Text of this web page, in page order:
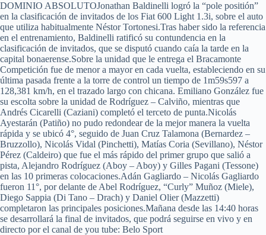
DOMINIO ABSOLUTOJonathan Baldinelli logró la “pole positión”
en la clasificación de invitados de los Fiat 600 Light 1.3i, sobre el auto
que utiliza habitualmente Néstor Tortonesi.Tras haber sido la referencia
en el entrenamiento, Baldinelli ratificó su contundencia en la
clasificación de invitados, que se disputó cuando caía la tarde en la
capital bonaerense.Sobre la unidad que le entrega el Bracamonte
Competición fue de menor a mayor en cada vuelta, estableciendo en su
última pasada frente a la torre de control un tiempo de 1m59s597 a
128,381 km/h, en el trazado largo con chicana. Emiliano González fue
su escolta sobre la unidad de Rodríguez – Calviño, mientras que
Andrés Cicarelli (Caziani) completó el terceto de punta.Nicolás
Ayestarán (Patiño) no pudo redondear de la mejor manera la vuelta
rápida y se ubicó 4°, seguido de Juan Cruz Talamona (Bernardez –
Bruzzollo), Nicolás Vidal (Pinchetti), Matías Coria (Sevillano), Néstor
Pérez (Caldeiro) que fue el más rápido del primer grupo que salió a
pista, Alejandro Rodríguez (Aboy – Aboy) y Gilles Pagani (Tessone)
en las 10 primeras colocaciones.Adán Gagliardo – Nicolás Gagliardo
fueron 11°, por delante de Abel Rodríguez, “Curly” Muñoz (Miele),
Diego Sappia (Di Tano – Drach) y Daniel Olier (Mazzetti)
completaron las principales posiciones.Mañana desde las 14:40 horas
se desarrollará la final de invitados, que podrá seguirse en vivo y en
directo por el canal de you tube: Belo Sport